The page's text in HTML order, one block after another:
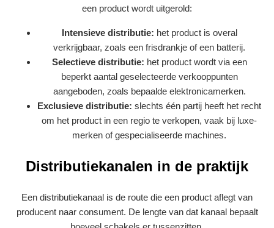
een product wordt uitgerold:
Intensieve distributie: het product is overal
verkrijgbaar, zoals een frisdrankje of een batterij.
Selectieve distributie: het product wordt via een
beperkt aantal geselecteerde verkooppunten
aangeboden, zoals bepaalde elektronica­merken.
Exclusieve distributie: slechts één partij heeft het recht
om het product in een regio te verkopen, vaak bij luxe­
merken of gespecialiseerde machines.
Distributiekanalen in de praktijk
Een distributiekanaal is de route die een product aflegt van
producent naar consument. De lengte van dat kanaal bepaalt